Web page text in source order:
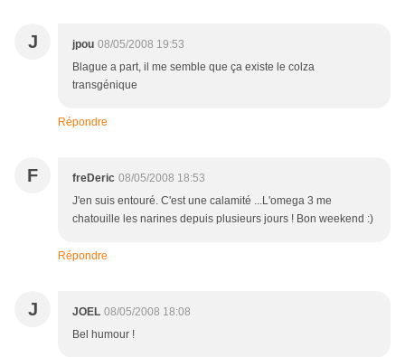
J jpou 08/05/2008 19:53
Blague a part, il me semble que ça existe le colza
transgénique
Répondre
F freDeric 08/05/2008 18:53
J'en suis entouré. C'est une calamité ...L'omega 3 me
chatouille les narines depuis plusieurs jours ! Bon weekend :)
Répondre
J JOEL 08/05/2008 18:08
Bel humour !